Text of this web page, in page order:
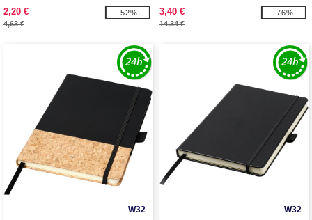
formato A6 Classic
2,20 €
4,63 €
-52%
Executive
3,40 €
14,34 €
-76%
W32 W32